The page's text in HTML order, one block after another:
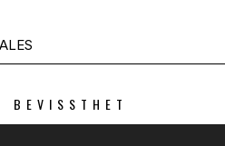
BEVISSTHET